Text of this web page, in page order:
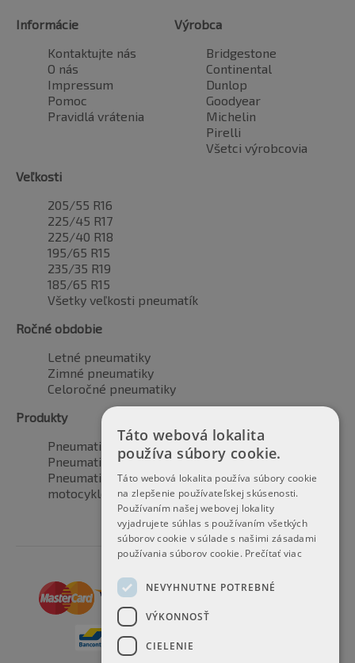
Informácie
Kontaktujte nás
O nás
Impressum
Pomoc
Pravidlá vrátenia
Výrobca
Bridgestone
Continental
Dunlop
Goodyear
Michelin
Pirelli
Všetci výrobcovia
Veľkosti
205/55 R16
225/45 R17
225/40 R18
195/65 R15
235/35 R19
185/65 R15
Všetky veľkosti pneumatík
Ročné obdobie
Letné pneumatiky
Zimné pneumatiky
Celoročné pneumatiky
Produkty
Pneumatiky pre automobily
Pneumatiky pre SUV / 4x4
Pneumatiky pre dodávku
motocyklové pneumatiky
Táto webová lokalita
používa súbory cookie.
Táto webová lokalita používa súbory cookie
na zlepšenie používateľskej skúsenosti.
Používaním našej webovej lokality
vyjadrujete súhlas s používaním všetkých
súborov cookie v súlade s našimi zásadami
používania súborov cookie. Prečítať viac
NEVYHNUTNE POTREBNÉ
VÝKONNOSŤ
CIELENIE